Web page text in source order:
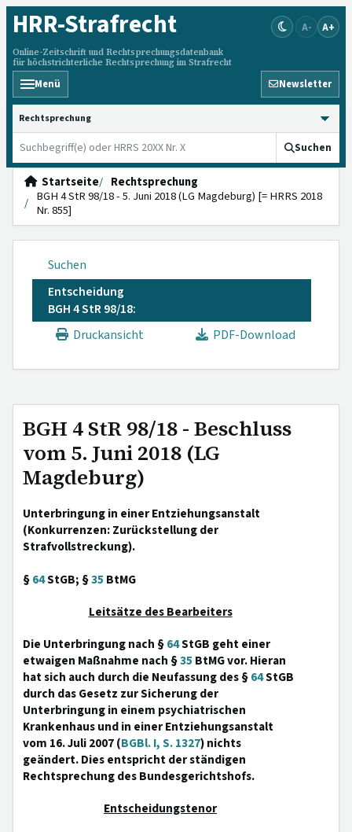
HRR-Strafrecht
Online-Zeitschrift und Rechtsprechungsdatenbank
für höchstrichterliche Rechtsprechung im Strafrecht
A- A+
Menü Newsletter
HRRS durchsuchen
Suchen
Startseite
Rechtsprechung
BGH 4 StR 98/18 - 5. Juni 2018 (LG Magdeburg) [= HRRS 2018
Nr. 855]
Suchen
Entscheidung
BGH 4 StR 98/18:
Druckansicht
PDF-Download
BGH 4 StR 98/18 - Beschluss
vom 5. Juni 2018 (LG
Magdeburg)
Unterbringung in einer Entziehungsanstalt
(Konkurrenzen: Zurückstellung der
Strafvollstreckung).
§64StGB; §35 BtMG
Leitsätze des Bearbeiters
Die Unterbringung nach §64StGB geht einer
etwaigen Maßnahme nach §35 BtMG vor. Hieran
hat sich auch durch die Neufassung des §64StGB
durch das Gesetz zur Sicherung der
Unterbringung in einem psychiatrischen
Krankenhaus und in einer Entziehungsanstalt
vom 16. Juli 2007 (BGBl. I, S. 1327) nichts
geändert. Dies entspricht der ständigen
Rechtsprechung des Bundesgerichtshofs.
Entscheidungstenor